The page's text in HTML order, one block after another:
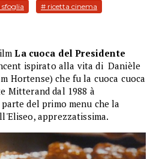
# ricetta cinema
La cuoca del Presidente
ispirato alla vita di Danièle
Hortense) che fu la cuoca cuoca
Mitterand dal 1988 à
del primo menu che la
apprezzatissima.